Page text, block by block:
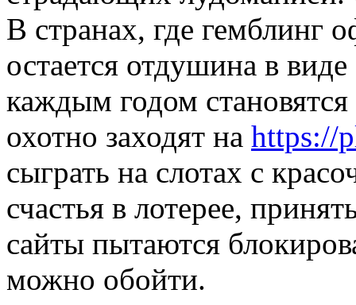
В странах, где гемблинг
остается отдушина в
каждым годом
охотно заходят на https://
сыграть на слотах с
счастья в лотерее,
сайты пытаются
можно обойти.